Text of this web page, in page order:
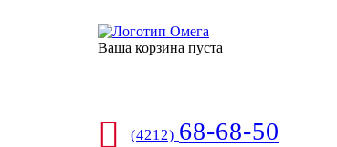
Ваша корзина пуста
(4212) 68-68-50